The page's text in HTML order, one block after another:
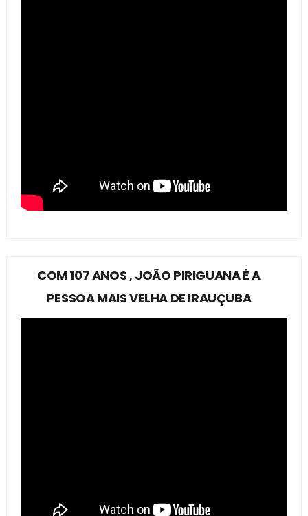
COM 107 ANOS , JOÃO PIRIGUANA É A
PESSOA MAIS VELHA DE IRAUÇUBA